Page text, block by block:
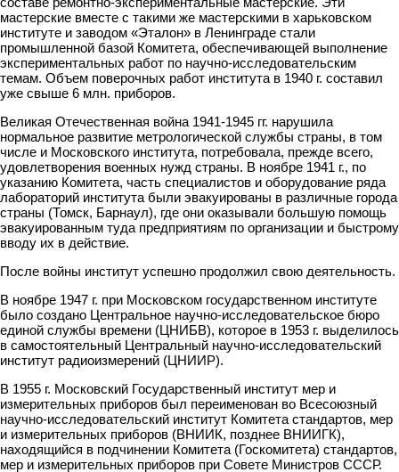
мастерские вместе с такими же мастерскими в харьковском
институте и заводом «Эталон» в Ленинграде стали
промышленной базой Комитета, обеспечивающей выполнение
экспериментальных работ по научно-исследовательским
темам. Объем поверочных работ института в 1940 г. составил
уже свыше 6 млн. приборов.
Великая Отечественная война 1941-1945 гг. нарушила
нормальное развитие метрологической службы страны, в том
числе и Московского института, потребовала, прежде всего,
удовлетворения военных нужд страны. В ноябре 1941 г., по
указанию Комитета, часть специалистов и оборудование ряда
лабораторий института были эвакуированы в различные города
страны (Томск, Барнаул), где они оказывали большую помощь
эвакуированным туда предприятиям по организации и быстрому
вводу их в действие.
После войны институт успешно продолжил свою деятельность.
В ноябре 1947 г. при Московском государственном институте
было создано Центральное научно-исследовательское бюро
единой службы времени (ЦНИБВ), которое в 1953 г. выделилось
в самостоятельный Центральный научно-исследовательский
институт радиоизмерений (ЦНИИР).
В 1955 г. Московский Государственный институт мер и
измерительных приборов был переименован во Всесоюзный
научно-исследовательский институт Комитета стандартов, мер
и измерительных приборов (ВНИИК, позднее ВНИИГК),
находящийся в подчинении Комитета (Госкомитета) стандартов,
мер и измерительных приборов при Совете Министров СССР.